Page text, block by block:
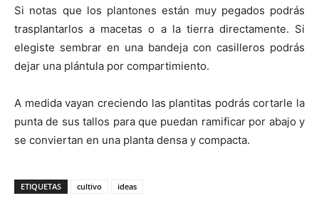
Si notas que los plantones están muy pegados podrás
trasplantarlos a macetas o a la tierra directamente. Si
elegiste sembrar en una bandeja con casilleros podrás
dejar una plántula por compartimiento.
A medida vayan creciendo las plantitas podrás cortarle la
punta de sus tallos para que puedan ramificar por abajo y
se conviertan en una planta densa y compacta.
ETIQUETAS cultivo ideas